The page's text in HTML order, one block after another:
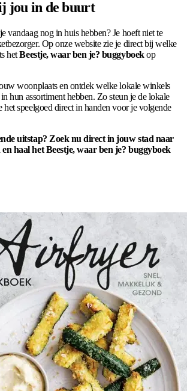
jou in de buurt
vandaag nog in huis hebben? Je hoeft niet te
Op onze website zie je direct bij welke
hetBeestje, waar ben je? buggyboekop
woonplaats en ontdek welke lokale winkels
hun assortiment hebben. Zo steun je de lokale
het speelgoed direct in handen voor je volgende
uitstap? Zoek nu direct in jouw stad naar
haal het Beestje, waar ben je? buggyboek